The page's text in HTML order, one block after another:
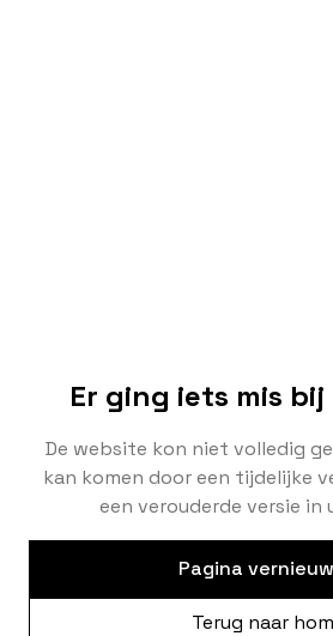
Er ging iets mis
De website kon niet volledig
kan komen door een tijdelijke
een verouderde versie in
Pagina
Terug naar